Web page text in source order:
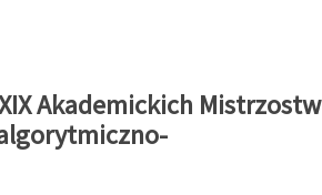
Akademickich Mistrzostw